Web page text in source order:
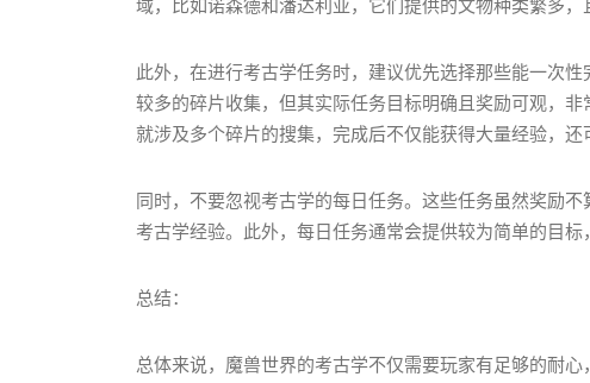
域，比如诺森德和潘达利亚，它们提供的文物种类繁多，
此外，在进行考古学任务时，建议优先选择那些能一次
较多的碎片收集，但其实际任务目标明确且奖励可观，
就涉及多个碎片的搜集，完成后不仅能获得大量经验，还
同时，不要忽视考古学的每日任务。这些任务虽然奖励
考古学经验。此外，每日任务通常会提供较为简单的目标
总结：
总体来说，魔兽世界的考古学不仅需要玩家有足够的耐